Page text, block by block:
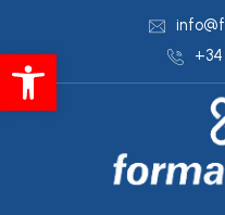
Abrir barra